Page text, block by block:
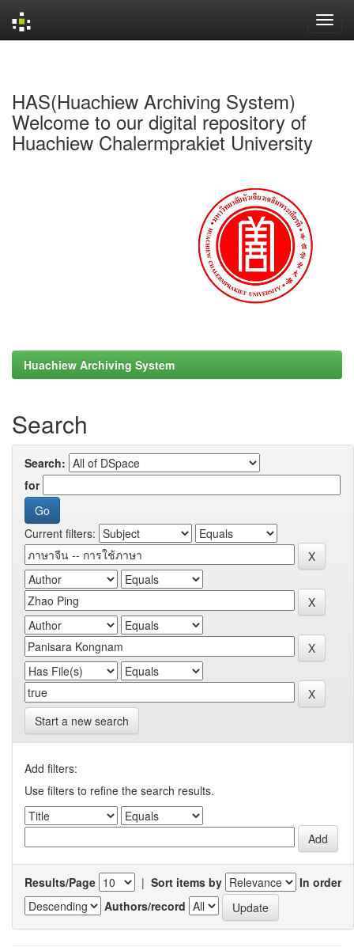
HAS(Huachiew Archiving System)
Welcome to our digital repository of
Huachiew Chalermprakiet University
Huachiew Archiving System
Search
Search:
for
Current filters:
Start a new search
Add filters:
Use filters to refine the search results.
Results/Page | Sort items by
In order
Authors/record